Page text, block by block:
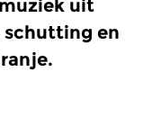
uit
schutting en